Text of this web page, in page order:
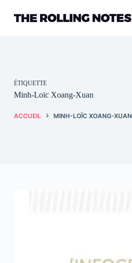
contenu
ÉTIQUETTE
Minh-Loïc Xoang-Xuan
ACCUEIL MINH-LOÏC XOANG-XUAN